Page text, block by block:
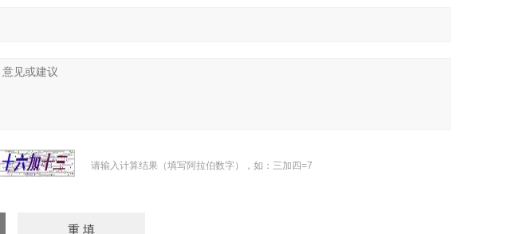
请输入计算结果（填写阿拉伯数字），如：三加四=7